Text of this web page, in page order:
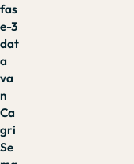
fas
e-3
dat
a
va
n
Ca
gri
Se